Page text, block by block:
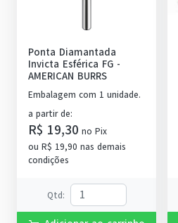
Ponta Diamantada
Invicta Esférica FG -
AMERICAN BURRS
Embalagem com 1 unidade.
a partir de:
R$ 19,30 no Pix
ou R$ 19,90 nas demais
condições
Qtd: